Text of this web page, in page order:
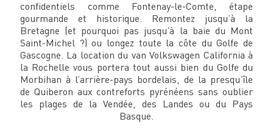
confidentiels comme Fontenay-le-Comte, étape
gourmande et historique. Remontez jusqu’à la
Bretagne (et pourquoi pas jusqu’à la baie du Mont
Saint-Michel ?) ou longez toute la côte du Golfe de
Gascogne. La location du van Volkswagen California à
la Rochelle vous portera tout aussi bien du Golfe du
Morbihan à l’arrière-pays bordelais, de la presqu’île
de Quiberon aux contreforts pyrénéens sans oublier
les plages de la Vendée, des Landes ou du Pays
Basque.